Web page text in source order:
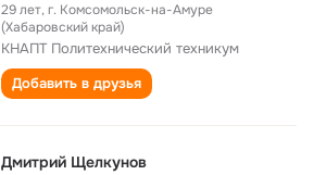
29 лет,г. Комсомольск-на-Амуре
(Хабаровский край)
КНАПТ Политехнический техникум
Добавить в друзья
Дмитрий Щелкунов